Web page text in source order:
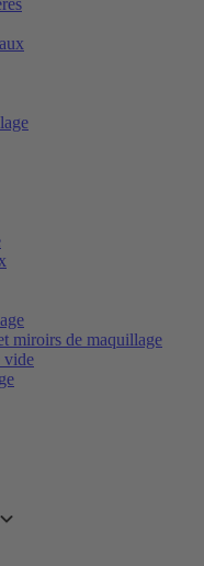
miroirs de maquillage
vide